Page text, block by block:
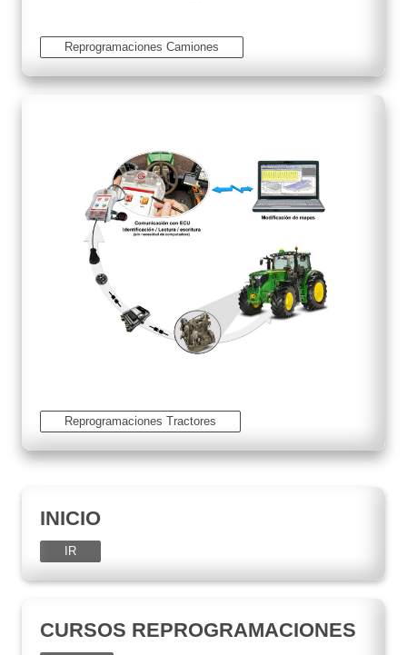
Reprogramaciones Camiones
Reprogramaciones Tractores
INICIO
IR
CURSOS REPROGRAMACIONES